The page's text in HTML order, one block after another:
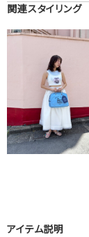
関連スタイリング
アイテム説明